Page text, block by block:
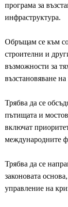
програма за
инфраструктура.
Обръщам се към
строителни и
възможности за
възстановяване
Трябва да се
пътищата и
включат
международните
Трябва да се
законовата
управление на